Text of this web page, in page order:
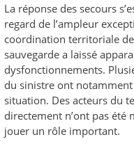
La réponse des secours
regard de l’ampleur
coordination territoriale
sauvegarde a laissé
dysfonctionnements.
du sinistre ont
situation. Des acteurs du
directement n’ont pas été
jouer un rôle important.